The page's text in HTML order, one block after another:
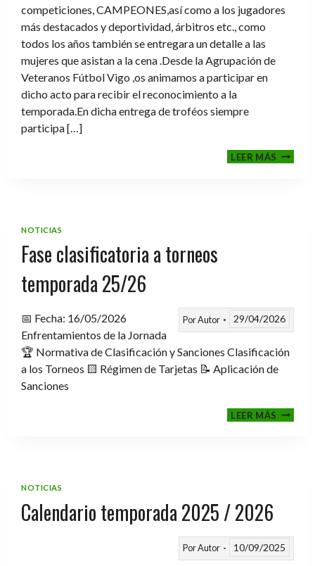
competiciones, CAMPEONES,así como a los jugadores
más destacados y deportividad, árbitros etc., como
todos los años también se entregara un detalle a las
mujeres que asistan a la cena .Desde la Agrupación de
Veteranos Fútbol Vigo ,os animamos a participar en
dicho acto para recibir el reconocimiento a la
temporada.En dicha entrega de troféos siempre
participa […]
LEER MÁSCENA-
NOTICIAS
Fase clasificatoria a torneos
temporada 25/26
PorAutor 29/04/2026
📅 Fecha: 16/05/2026
Enfrentamientos de la Jornada
🏆 Normativa de Clasificación y Sanciones Clasificación
a los Torneos 🟨 Régimen de Tarjetas 📝 Aplicación de
Sanciones
LEER MÁSFASE
NOTICIAS
Calendario temporada 2025 / 2026
PorAutor 10/09/2025